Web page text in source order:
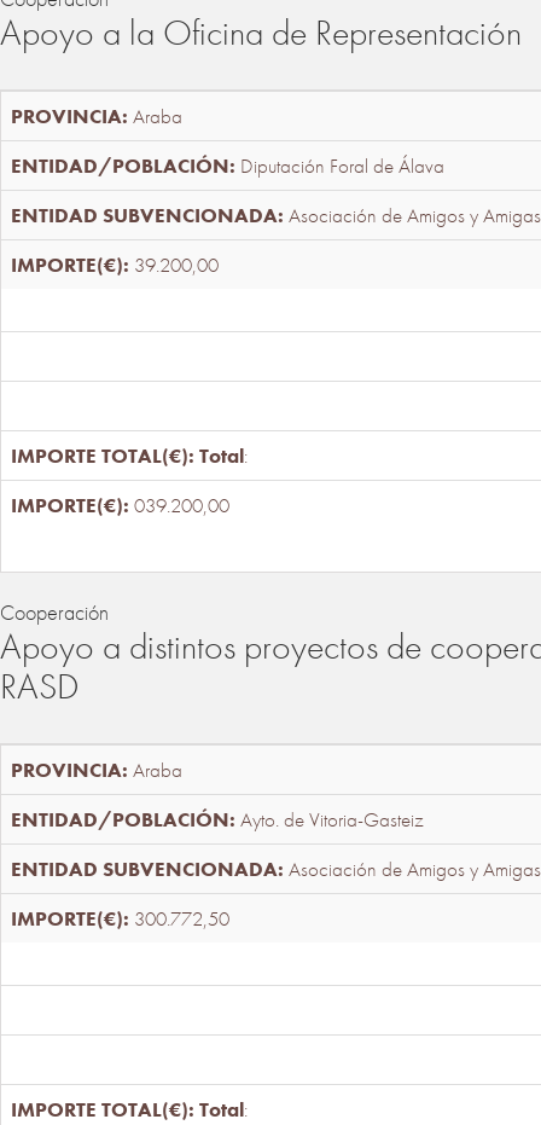
Apoyo a la Oficina de Representación
Araba
Diputación Foral de Álava
Asociación de Amigos y
39.200,00
Total:
039.200,00
Cooperación
Apoyo a distintos proyectos de
RASD
Araba
Ayto. de Vitoria-Gasteiz
Asociación de Amigos y
300.772,50
Total: